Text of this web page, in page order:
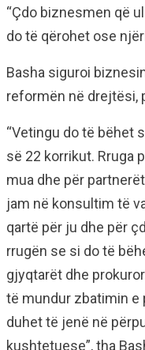
“Çdo biznesmen që
do të qërohet ose
Basha siguroi
reformën në drejtësi,
“Vetingu do të bëhet
së 22 korrikut. Rruga
mua dhe për
jam në konsultim të
qartë për ju dhe për
rrugën se si do të
gjyqtarët dhe
të mundur zbatimin
duhet të jenë në
kushtetuese”, tha